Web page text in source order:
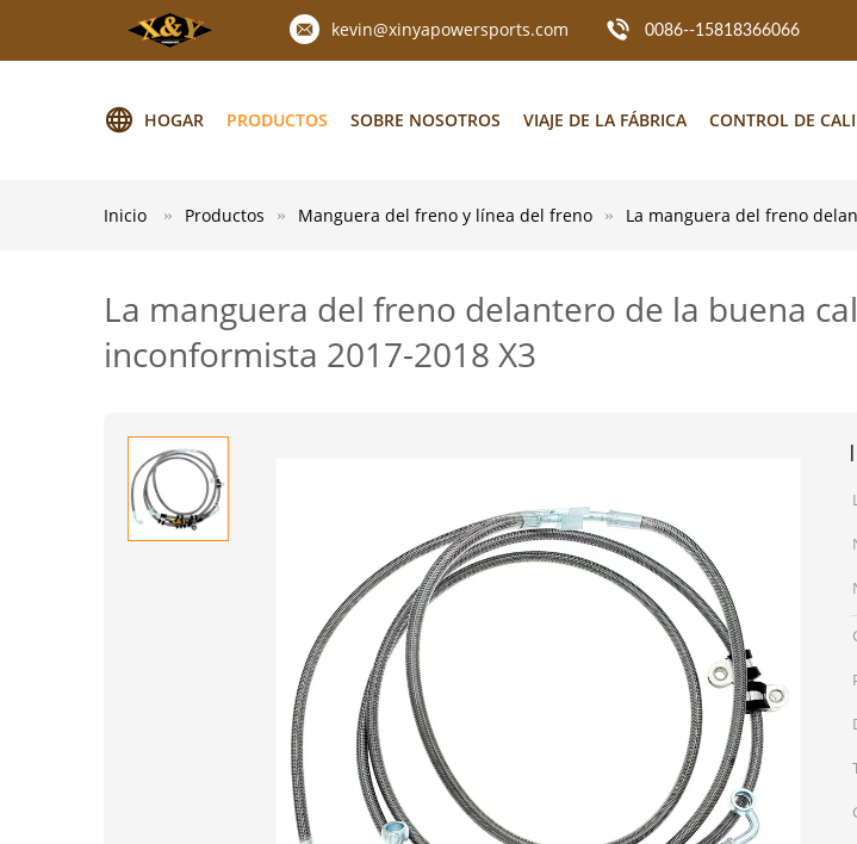
kevin@xinyapowersports.com 0086--15818366066
HOGAR PRODUCTOS SOBRE NOSOTROS VIAJE DE LA FÁBRICA CONTROL DE
Inicio Productos Manguera del freno y línea del freno La manguera del freno
La manguera del freno delantero de la buena
inconformista 2017-2018 X3